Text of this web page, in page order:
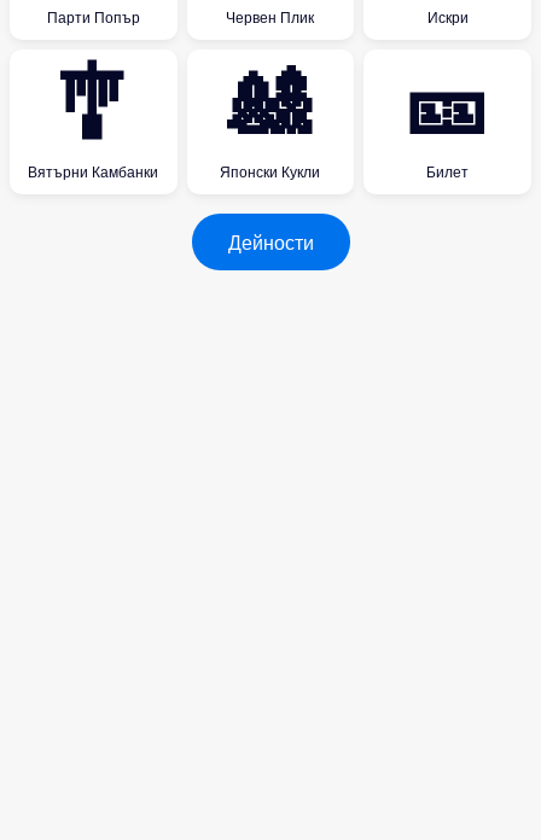
Парти Попър Червен Плик Искри
🎐
Вятърни Камбанки
🎎
Японски Кукли
🎫
Билет
Дейности